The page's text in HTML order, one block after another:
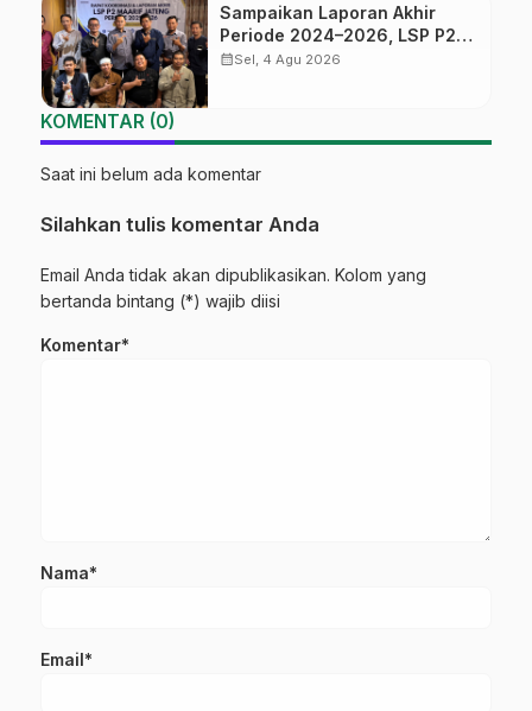
Sampaikan Laporan Akhir
Periode 2024–2026, LSP P2
Ma’arif NU Jateng Mantapkan
calendar_monthSel, 4 Agu 2026
KOMENTAR (0)
Saat ini belum ada komentar
Silahkan tulis komentar Anda
Email Anda tidak akan dipublikasikan. Kolom yang
bertanda bintang (*) wajib diisi
Komentar*
Nama*
Email*